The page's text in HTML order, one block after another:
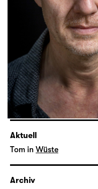
Aktuell
Tom in Wüste
Archiv